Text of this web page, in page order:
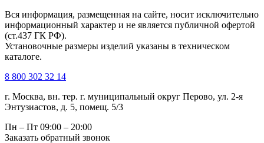
Вся информация, размещенная на сайте, носит исключительно
информационный характер и не является публичной офертой
(ст.437 ГК РФ).
Установочные размеры изделий указаны в техническом
каталоге.
8 800 302 32 14
г. Москва, вн. тер. г. муниципальный округ Перово, ул. 2-я
Энтузиастов, д. 5, помещ. 5/3
Пн – Пт 09:00 – 20:00
Заказать обратный звонок